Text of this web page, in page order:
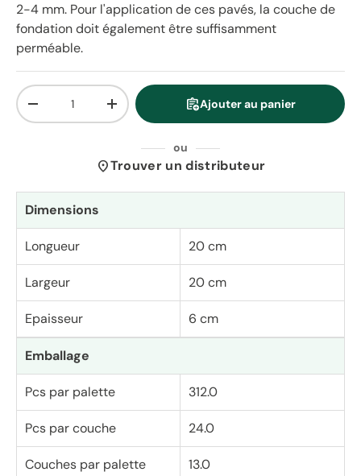
2-4 mm. Pour l'application de ces pavés, la couche de
fondation doit également être suffisamment
perméable.
Qté
Diminuer la quantitéAugmenter la quantité
assignment_addAjouter au panier
ou
location_onTrouver un distributeur
Dimensions
Longueur 20 cm
Largeur 20 cm
Epaisseur 6 cm
Emballage
Pcs par palette 312.0
Pcs par couche 24.0
Couches par palette 13.0